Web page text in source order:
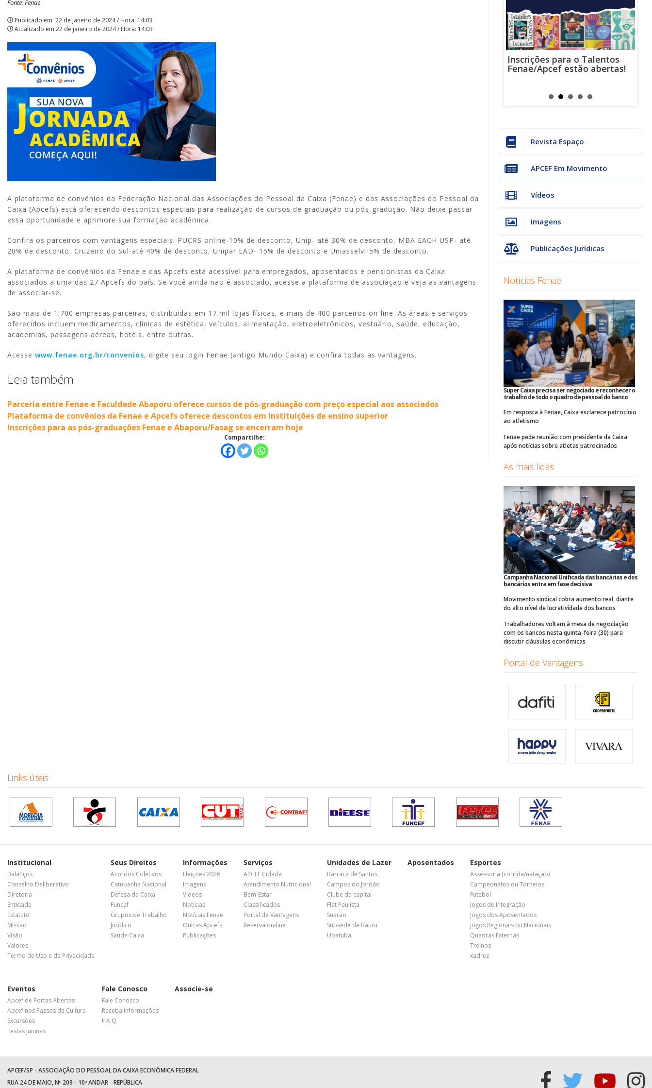
para
graduação
e
pós-
graduação
|
APCEF/SP
Fonte: Fenae
Publicado em 22 de janeiro de 2024 / Hora: 14:03
Atualizado em 22 de janeiro de 2024 / Hora: 14:03
A plataforma de convênios da Federação Nacional das Associações do Pessoal da Caixa (Fenae) e das Associações do Pessoal da
Caixa (Apcefs) está oferecendo descontos especiais para realização de cursos de graduação ou pós-gradução. Não deixe passar
essa oportunidade e aprimore sua formação acadêmica.
Confira os parceiros com vantagens especiais: PUCRS online-10% de desconto, Unip- até 30% de desconto, MBA EACH USP- até
20% de desconto, Cruzeiro do Sul-até 40% de desconto, Unipar EAD- 15% de desconto e Uniasselvi-5% de desconto.
A plataforma de convênios da Fenae e das Apcefs está acessível para empregados, aposentados e pensionistas da Caixa
associados a uma das 27 Apcefs do país. Se você ainda não é associado, acesse a plataforma de associação e veja as vantagens
de associar-se.
São mais de 1.700 empresas parceiras, distribuídas em 17 mil lojas físicas, e mais de 400 parceiros on-line. As áreas e serviços
oferecidos incluem medicamentos, clínicas de estética, veículos, alimentação, eletroeletrônicos, vestuário, saúde, educação,
academias, passagens aéreas, hotéis, entre outras.
Acesse www.fenae.org.br/convenios, digite seu login Fenae (antigo Mundo Caixa) e confira todas as vantagens.
Leia também
Parceria entre Fenae e Faculdade Abaporu oferece cursos de pós-graduação com preço especial aos associados
Plataforma de convênios da Fenae e Apcefs oferece descontos em instituições de ensino superior
Inscrições para as pós-graduações Fenae e Abaporu/Fasag se encerram hoje
Compartilhe:
Inscrições para o Talentos
Fenae/Apcef estão abertas!
Revista Espaço
APCEF Em Movimento
Vídeos
Imagens
Publicações Jurídicas
Notícias Fenae
Super Caixa precisa ser negociado e reconhecer o
trabalho de todo o quadro de pessoal do banco
Em resposta à Fenae, Caixa esclarece patrocínio
ao atletismo
Fenae pede reunião com presidente da Caixa
após notícias sobre atletas patrocinados
As mais lidas
Campanha Nacional Unificada das bancárias e dos
bancários entra em fase decisiva
Movimento sindical cobra aumento real, diante
do alto nível de lucratividade dos bancos
Trabalhadores voltam à mesa de negociação
com os bancos nesta quinta-feira (30) para
discutir cláusulas econômicas
Portal de Vantagens
Links úteis
Institucional
Balanços
Conselho Deliberativo
Diretoria
Entidade
Estatuto
Missão
Visão
Valores
Termo de Uso e de Privacidade
Seus Direitos
Acordos Coletivos
Campanha Nacional
Defesa da Caixa
Funcef
Grupos de Trabalho
Jurídico
Saúde Caixa
Informações
Eleições 2026
Imagens
Vídeos
Notícias
Notícias Fenae
Outras Apcefs
Publicações
Serviços
APCEF Cidadã
Atendimento Nutricional
Bem-Estar
Classificados
Portal de Vantagens
Reserva on-line
Unidades de Lazer
Barraca de Santos
Campos do Jordão
Clube da capital
Flat Paulista
Suarão
Subsede de Bauru
Ubatuba
Aposentados Esportes
Assessoria (corrida/natação)
Campeonatos ou Torneios
Futebol
Jogos de Integração
Jogos dos Aposentados
Jogos Regionais ou Nacionais
Quadras Externas
Treinos
xadrez
Eventos
Apcef de Portas Abertas
Apcef nos Passos da Cultura
Excursões
Festas Juninas
Fale Conosco
Fale Conosco
Receba informações
F A Q
Associe-se
APCEF/SP - ASSOCIAÇÃO DO PESSOAL DA CAIXA ECONÔMICA FEDERAL
RUA 24 DE MAIO, Nº 208 - 10º ANDAR - REPÚBLICA
Acessar
Acessar